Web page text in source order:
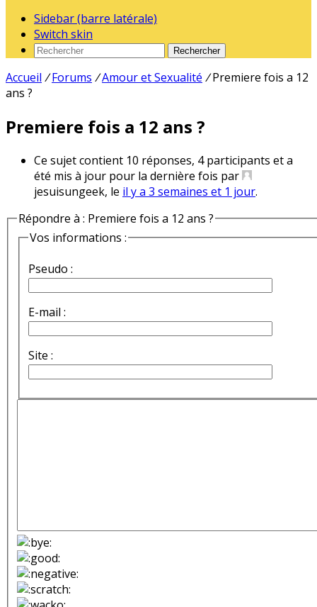
Sidebar (barre latérale)
Switch skin
Rechercher
Accueil / Forums /Amour et Sexualité / Premiere fois a 12
ans ?
Premiere fois a 12 ans ?
Ce sujet contient 10 réponses, 4 participants et a
été mis à jour pour la dernière fois par
jesuisungeek, le il y a 3 semaines et 1 jour.
Répondre à : Premiere fois a 12 ans ?
Vos informations :
Pseudo :
E-mail :
Site :